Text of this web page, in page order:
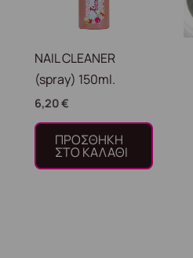
NAIL CLEANER
(spray) 150ml.
6,20€
ΠΡΟΣΘΉΚΗ
ΣΤΟ ΚΑΛΆΘΙ